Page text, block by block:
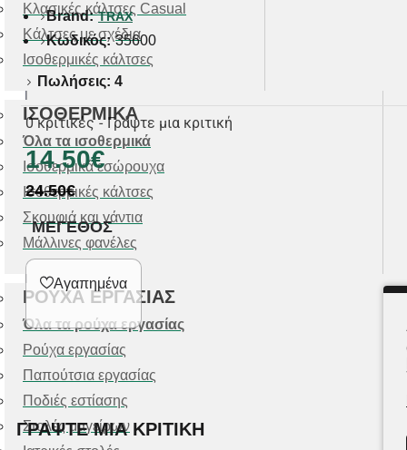
Κλασικές κάλτσες Casual
Κάλτσες με σχέδια
Ισοθερμικές κάλτσες
ΙΣΟΘΕΡΜΙΚΑ
Όλα τα ισοθερμικά
Ισοθερμικά εσώρουχα
Ισοθερμικές κάλτσες
Σκουφιά και γάντια
Μάλλινες φανέλες
ΡΟΥΧΑ ΕΡΓΑΣΙΑΣ
Όλα τα ρούχα εργασίας
Ρούχα εργασίας
Παπούτσια εργασίας
Ποδιές εστίασης
Στολές μαγείρων
Brand: TRAX
Κωδικός: 35600
Πωλήσεις: 4
0 κριτικές - Γράψτε μια κριτική
14.50€
24.50€
ΜΕΓΕΘΟΣ
Αγαπημένα
ΓΡΆΨΤΕ ΜΙΑ ΚΡΙΤΙΚΉ